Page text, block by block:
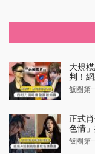
大規
判！
飯圈第
正式
色情」
飯圈第